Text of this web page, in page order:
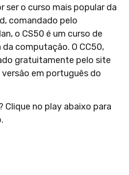
ser o curso mais popular da
comandado pelo
o CS50 é um curso de
computação. O CC50,
gratuitamente pelo site
versão em português do
Clique no play abaixo para